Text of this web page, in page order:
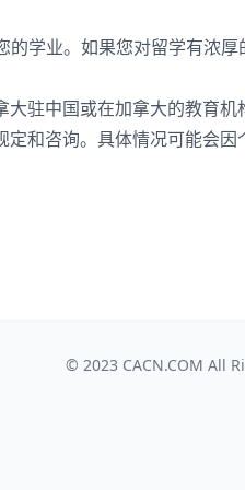
学业。如果您对留学有浓
驻中国或在加拿大的教育机
和咨询。具体情况可能会
© 2023 CACN.COM All